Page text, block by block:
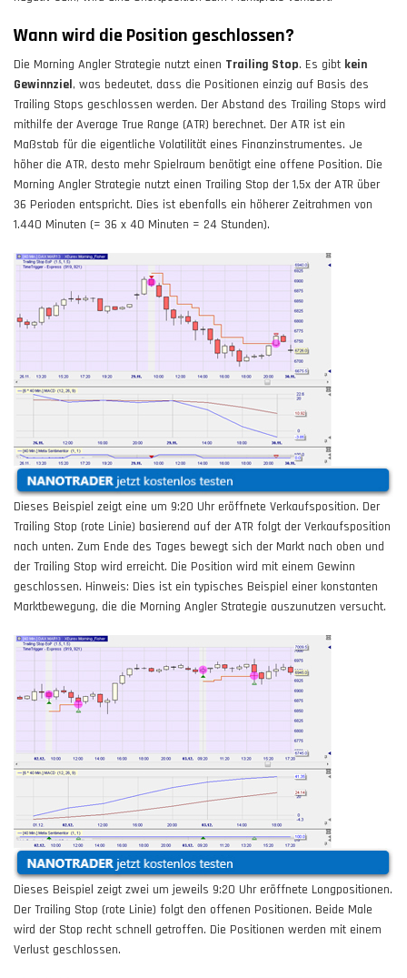
Wann wird die Position geschlossen?
Die Morning Angler Strategie nutzt einen Trailing Stop. Es gibt kein
Gewinnziel, was bedeutet, dass die Positionen einzig auf Basis des
Trailing Stops geschlossen werden. Der Abstand des Trailing Stops wird
mithilfe der Average True Range (ATR) berechnet. Der ATR ist ein
Maßstab für die eigentliche Volatilität eines Finanzinstrumentes. Je
höher die ATR, desto mehr Spielraum benötigt eine offene Position. Die
Morning Angler Strategie nutzt einen Trailing Stop der 1,5x der ATR über
36 Perioden entspricht. Dies ist ebenfalls ein höherer Zeitrahmen von
1.440 Minuten (= 36 x 40 Minuten = 24 Stunden).
Dieses Beispiel zeigt eine um 9:20 Uhr eröffnete Verkaufsposition. Der
Trailing Stop (rote Linie) basierend auf der ATR folgt der Verkaufsposition
nach unten. Zum Ende des Tages bewegt sich der Markt nach oben und
der Trailing Stop wird erreicht. Die Position wird mit einem Gewinn
geschlossen. Hinweis: Dies ist ein typisches Beispiel einer konstanten
Marktbewegung, die die Morning Angler Strategie auszunutzen versucht.
Dieses Beispiel zeigt zwei um jeweils 9:20 Uhr eröffnete Longpositionen.
Der Trailing Stop (rote Linie) folgt den offenen Positionen. Beide Male
wird der Stop recht schnell getroffen. Die Positionen werden mit einem
Verlust geschlossen.